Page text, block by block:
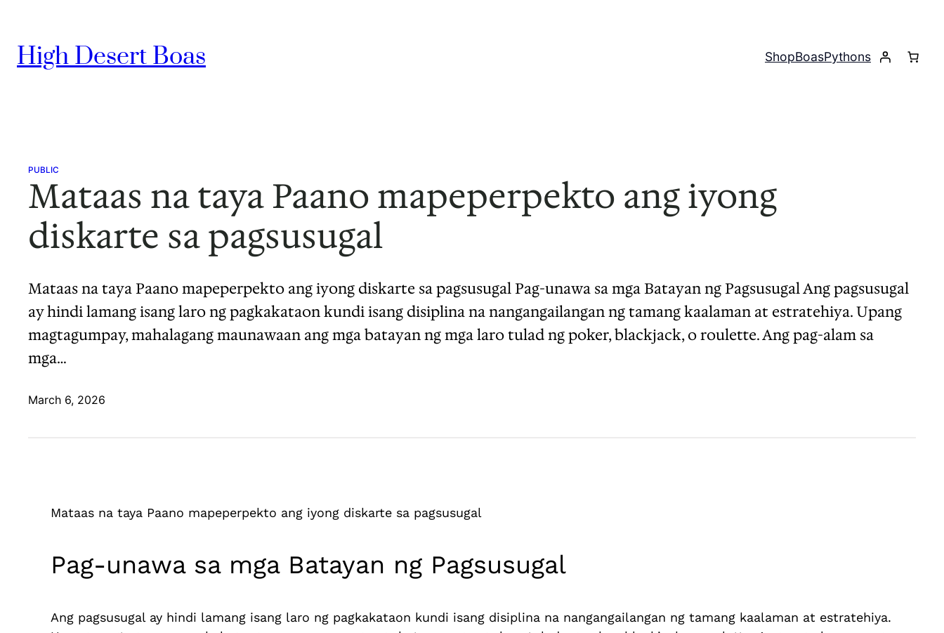
content
High Desert Boas ShopBoasPythons
PUBLIC
Mataas na taya Paano mapeperpekto ang iyong
diskarte sa pagsusugal
Mataas na taya Paano mapeperpekto ang iyong diskarte sa pagsusugal Pag-unawa sa mga Batayan ng Pagsusugal Ang pagsusugal
ay hindi lamang isang laro ng pagkakataon kundi isang disiplina na nangangailangan ng tamang kaalaman at estratehiya. Upang
magtagumpay, mahalagang maunawaan ang mga batayan ng mga laro tulad ng poker, blackjack, o roulette. Ang pag-alam sa
mga…
March 6, 2026
Mataas na taya Paano mapeperpekto ang iyong diskarte sa pagsusugal
Pag-unawa sa mga Batayan ng Pagsusugal
Ang pagsusugal ay hindi lamang isang laro ng pagkakataon kundi isang disiplina na nangangailangan ng tamang kaalaman at estratehiya.